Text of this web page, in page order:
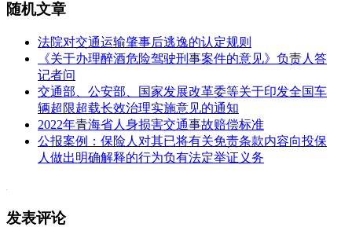
随机文章
法院对交通运输肇事后逃逸的认定规则
《关于办理醉酒危险驾驶刑事案件的意见》负责人答
记者问
交通部、公安部、国家发展改革委等关于印发全国车
辆超限超载长效治理实施意见的通知
2022年青海省人身损害交通事故赔偿标准
公报案例：保险人对其已将有关免责条款内容向投保
人做出明确解释的行为负有法定举证义务
发表评论